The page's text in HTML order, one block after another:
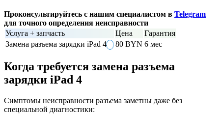
Проконсультируйтесь с нашим специалистом в Telegram
для точного определения неисправности
Услуга + запчасть
Цена
Гарантия
Замена разъема зарядки iPad 4
80 BYN 6 мес
Когда требуется замена разъема
зарядки iPad 4
Симптомы неисправности разъема заметны даже без
специальной диагностики: